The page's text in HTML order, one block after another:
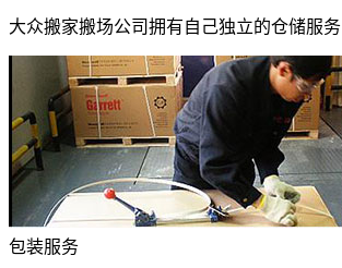
大众搬家搬场公司拥有自己独立的仓储服务
包装服务